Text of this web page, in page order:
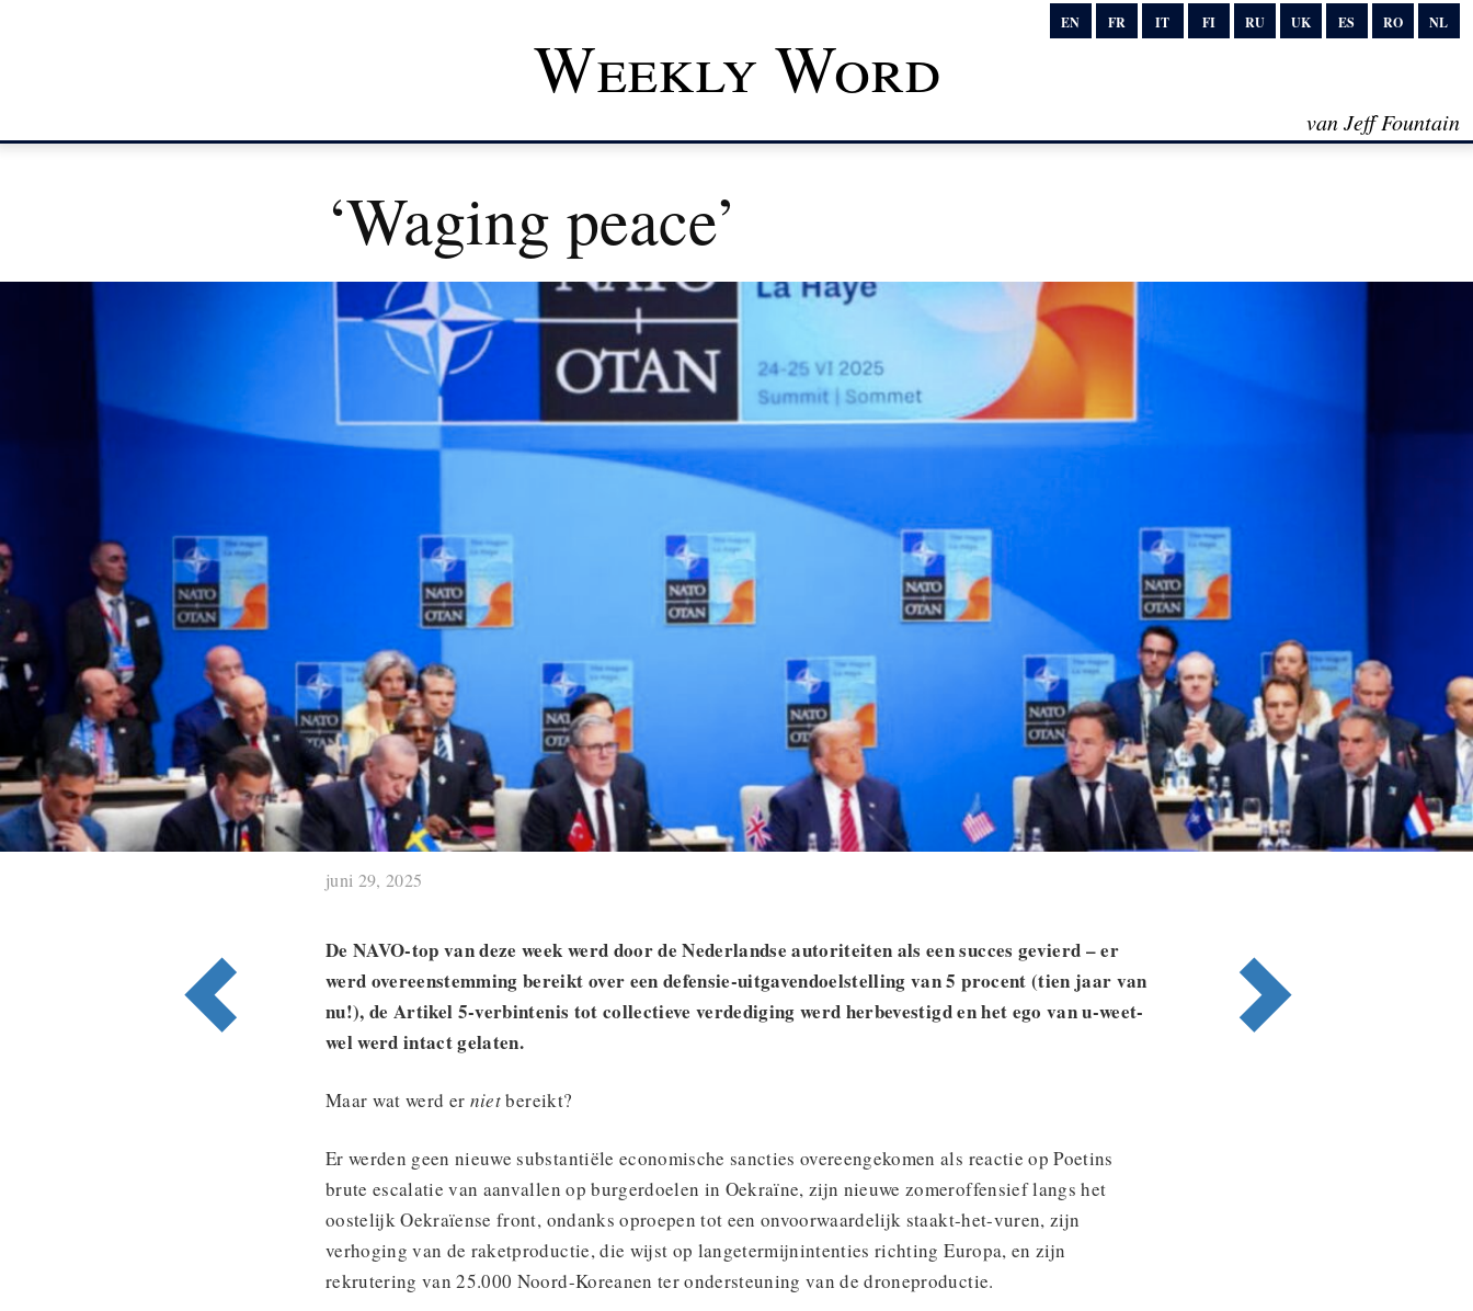
EN FR IT FI RU UK ES RO NL
Weekly Word
van Jeff Fountain
‘Waging peace’
juni 29, 2025
De NAVO-top van deze week werd door de Nederlandse autoriteiten als een succes gevierd – er
werd overeenstemming bereikt over een defensie-uitgavendoelstelling van 5 procent (tien jaar van
nu!), de Artikel 5-verbintenis tot collectieve verdediging werd herbevestigd en het ego van u-weet-
wel werd intact gelaten.
Maar wat werd er nietbereikt?
Er werden geen nieuwe substantiële economische sancties overeengekomen als reactie op Poetins
brute escalatie van aanvallen op burgerdoelen in Oekraïne, zijn nieuwe zomeroffensief langs het
oostelijk Oekraïense front, ondanks oproepen tot een onvoorwaardelijk staakt-het-vuren, zijn
verhoging van de raketproductie, die wijst op langetermijnintenties richting Europa, en zijn
rekrutering van 25.000 Noord-Koreanen ter ondersteuning van de droneproductie.